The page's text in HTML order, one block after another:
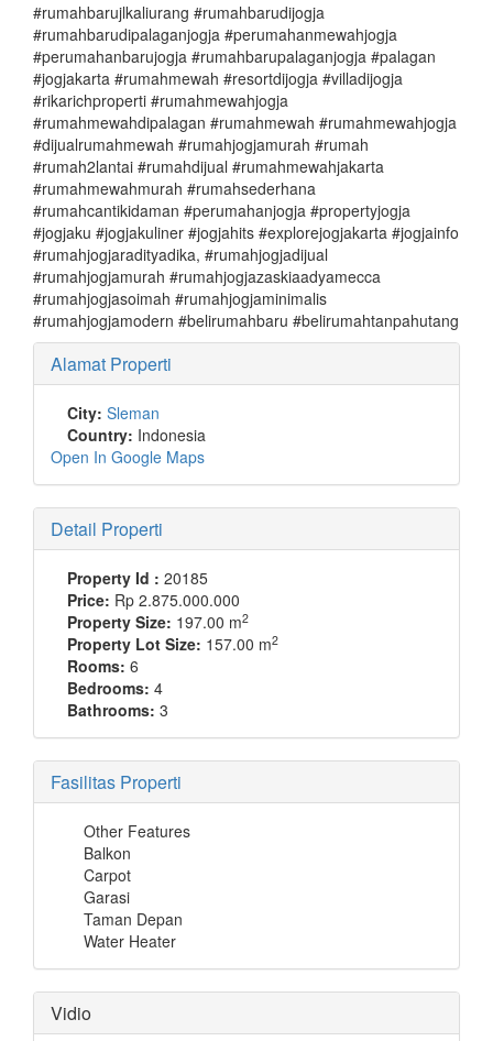
#rumahbarujlkaliurang #rumahbarudijogja
#rumahbarudipalaganjogja #perumahanmewahjogja
#perumahanbarujogja #rumahbarupalaganjogja #palagan
#jogjakarta #rumahmewah #resortdijogja #villadijogja
#rikarichproperti #rumahmewahjogja
#rumahmewahdipalagan #rumahmewah #rumahmewahjogja
#dijualrumahmewah #rumahjogjamurah #rumah
#rumah2lantai #rumahdijual #rumahmewahjakarta
#rumahmewahmurah #rumahsederhana
#rumahcantikidaman #perumahanjogja #propertyjogja
#jogjaku #jogjakuliner #jogjahits #explorejogjakarta #jogjainfo
#rumahjogjaradityadika, #rumahjogjadijual
#rumahjogjamurah #rumahjogjazaskiaadyamecca
#rumahjogjasoimah #rumahjogjaminimalis
#rumahjogjamodern #belirumahbaru #belirumahtanpahutang
Alamat Properti
City: Sleman
Country: Indonesia
Open In Google Maps
Detail Properti
Property Id : 20185
Price: Rp 2.875.000.000
Property Size: 197.00 m2
Property Lot Size: 157.00 m2
Rooms: 6
Bedrooms: 4
Bathrooms: 3
Fasilitas Properti
Other Features
Balkon
Carpot
Garasi
Taman Depan
Water Heater
Vidio